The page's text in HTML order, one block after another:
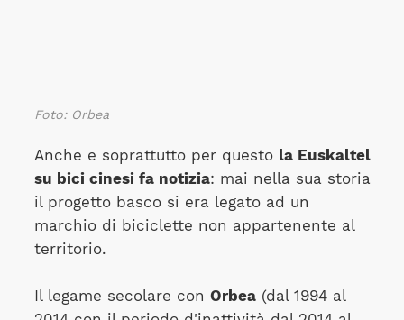
Foto: Orbea
Anche e soprattutto per questo la Euskaltel
su bici cinesi fa notizia: mai nella sua storia
il progetto basco si era legato ad un
marchio di biciclette non appartenente al
territorio.
Il legame secolare con Orbea(dal 1994 al